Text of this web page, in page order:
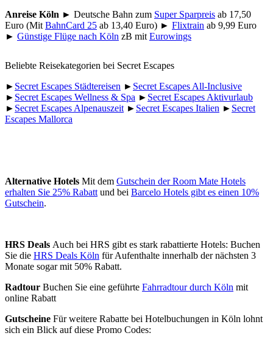
Anreise Köln ► Deutsche Bahn zum Super Sparpreis ab 17,50
Euro (Mit BahnCard 25 ab 13,40 Euro) ► Flixtrain ab 9,99 Euro
► Günstige Flüge nach Köln zB mit Eurowings
Beliebte Reisekategorien bei Secret Escapes
► Secret Escapes Städtereisen ► Secret Escapes All-Inclusive
► Secret Escapes Wellness & Spa ► Secret Escapes Aktivurlaub
► Secret Escapes Alpenauszeit ► Secret Escapes Italien ► Secret
Escapes Mallorca
Alternative Hotels Mit dem Gutschein der Room Mate Hotels
erhalten Sie 25% Rabatt und bei Barcelo Hotels gibt es einen 10%
Gutschein.
HRS Deals Auch bei HRS gibt es stark rabattierte Hotels: Buchen
Sie die HRS Deals Köln für Aufenthalte innerhalb der nächsten 3
Monate sogar mit 50% Rabatt.
Radtour Buchen Sie eine geführte Fahrradtour durch Köln mit
online Rabatt
Gutscheine Für weitere Rabatte bei Hotelbuchungen in Köln lohnt
sich ein Blick auf diese Promo Codes: